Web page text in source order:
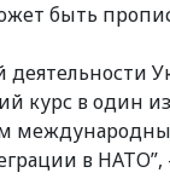
быть
курс в один
в НАТО”,